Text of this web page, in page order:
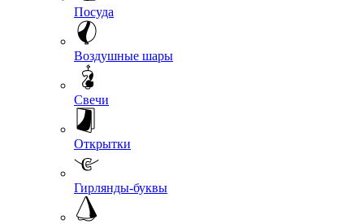
Посуда
Воздушные шары
Свечи
Открытки
Гирлянды-буквы